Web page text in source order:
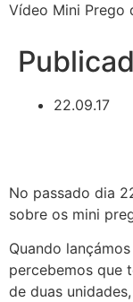
Vídeo Mini Prego
22.09.17
No passado dia
sobre os mini
Quando
percebemos que
de duas